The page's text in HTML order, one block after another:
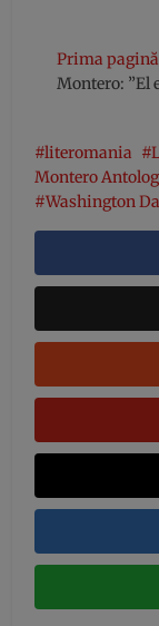
Prima pagină
Montero: ”El
literomania
Montero
Washington